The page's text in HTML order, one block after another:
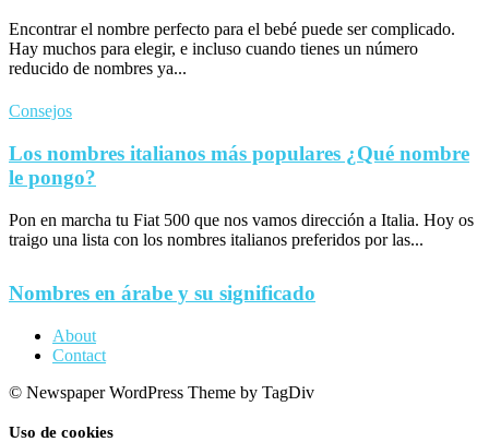
Encontrar el nombre perfecto para el bebé puede ser complicado.
Hay muchos para elegir, e incluso cuando tienes un número
reducido de nombres ya...
Consejos
Los nombres italianos más populares ¿Qué nombre
le pongo?
Pon en marcha tu Fiat 500 que nos vamos dirección a Italia. Hoy os
traigo una lista con los nombres italianos preferidos por las...
Nombres en árabe y su significado
About
Contact
© Newspaper WordPress Theme by TagDiv
Uso de cookies